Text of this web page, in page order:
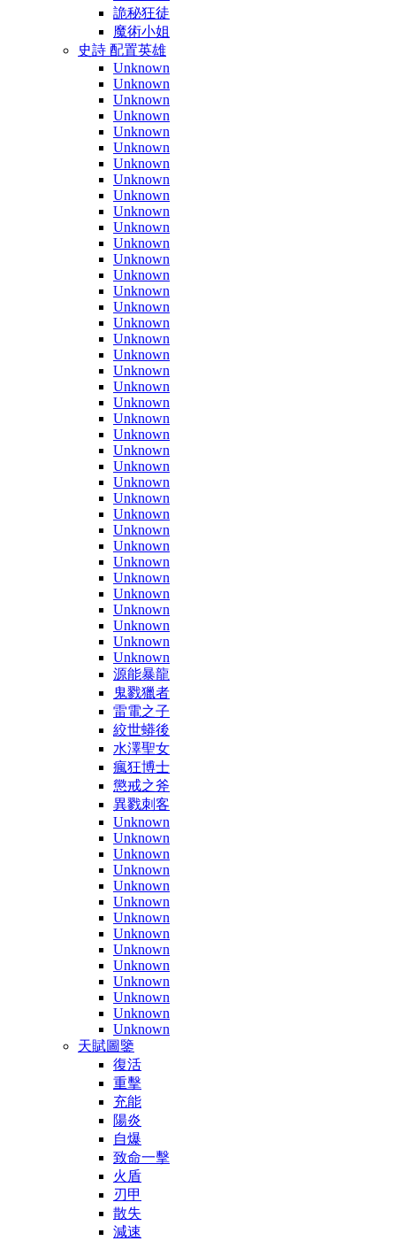
詭秘狂徒
魔術小姐
史詩 配置英雄
Unknown
Unknown
Unknown
Unknown
Unknown
Unknown
Unknown
Unknown
Unknown
Unknown
Unknown
Unknown
Unknown
Unknown
Unknown
Unknown
Unknown
Unknown
Unknown
Unknown
Unknown
Unknown
Unknown
Unknown
Unknown
Unknown
Unknown
Unknown
Unknown
Unknown
Unknown
Unknown
Unknown
Unknown
Unknown
Unknown
Unknown
Unknown
源能暴龍
鬼戮獵者
雷電之子
絞世蟒後
水澤聖女
瘋狂博士
懲戒之斧
異戮刺客
Unknown
Unknown
Unknown
Unknown
Unknown
Unknown
Unknown
Unknown
Unknown
Unknown
Unknown
Unknown
Unknown
Unknown
天賦圖鑒
復活
重擊
充能
陽炎
自爆
致命一擊
火盾
刃甲
散失
減速